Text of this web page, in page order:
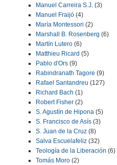
Manuel Carreira S.J. (3)
Manuel Fraijó (4)
María Montessori (2)
Marshall B. Rosenberg (6)
Martín Lutero (6)
Matthieu Ricard (5)
Pablo d'Ors (9)
Rabindranath Tagore (9)
Rafael Santandreu (127)
Richard Bach (1)
Robert Fisher (2)
S. Agustín de Hipona (5)
S. Francisco de Asís (3)
S. Juan de la Cruz (8)
Salva Escuelafeliz (32)
Teología de la Liberación (6)
Tomás Moro (2)